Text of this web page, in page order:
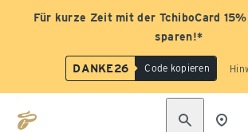
Für kurze Zeit mit der TchiboCard
sparen!*
DANKE26 Code kopieren